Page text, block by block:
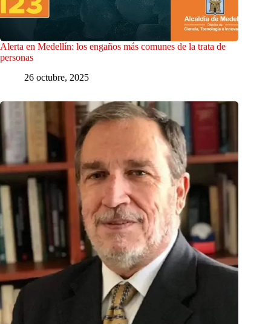
Alerta en Medellín: los engaños más comunes de la trata de
personas
26 octubre, 2025